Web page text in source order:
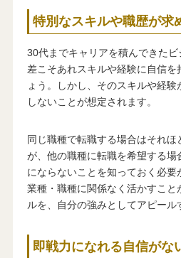
特別なスキルや職歴が求
30代までキャリアを積んできた
差こそあれスキルや経験に自信を
ょう。しかし、そのスキルや経
しないことが想定されます。
同じ職種で転職する場合はそれほ
が、他の職種に転職を希望する場
にならないことを知っておく必要
業種・職種に関係なく活かすこと
ルを、自分の強みとしてアピール
即戦力になれる自信がな